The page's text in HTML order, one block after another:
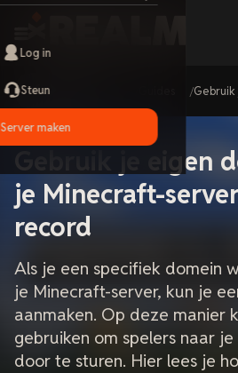
Log in
Steun
Server maken
Gebruik je eigen
je Minecraft-
record
Als je een specifiek domein
je Minecraft-server, kun je
aanmaken. Op deze manier
gebruiken om spelers naar
door te sturen. Hier lees je